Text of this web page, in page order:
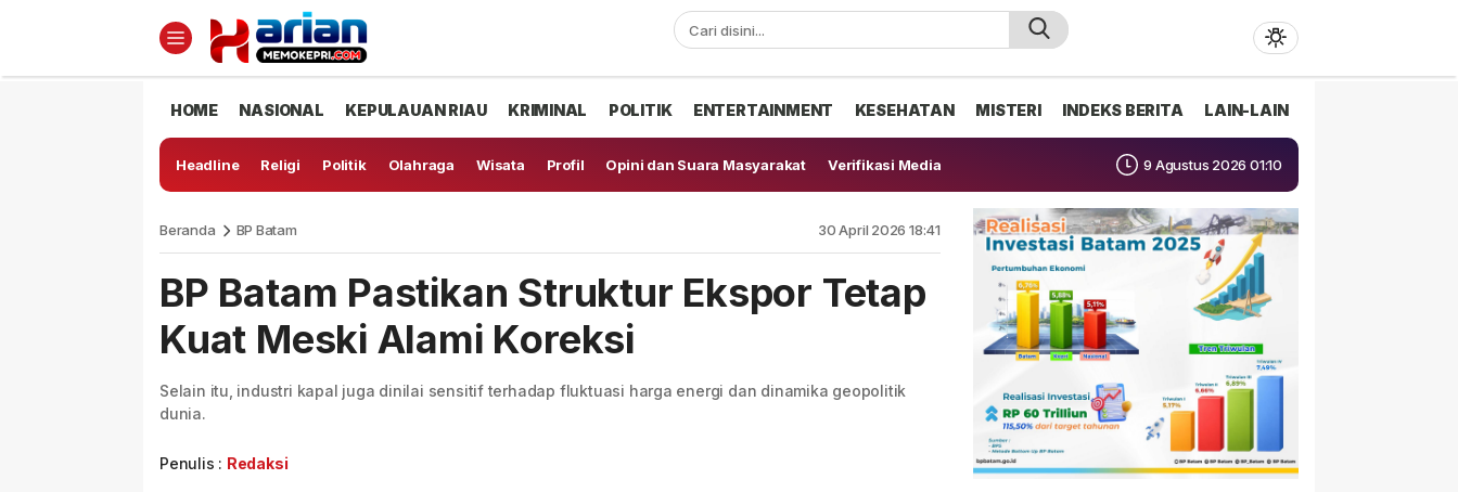
HOME NASIONAL KEPULAUAN RIAU KRIMINAL POLITIK ENTERTAINMENT KESEHATAN MISTERI INDEKS BERITA LAIN-LAIN
Headline Religi Politik Olahraga Wisata Profil Opini dan Suara Masyarakat Verifikasi Media 9 Agustus 2026 01:10
Beranda BP Batam 30 April 2026 18:41
BP Batam Pastikan Struktur Ekspor Tetap
Kuat Meski Alami Koreksi
Selain itu, industri kapal juga dinilai sensitif terhadap fluktuasi harga energi dan dinamika geopolitik
dunia.
Penulis : Redaksi